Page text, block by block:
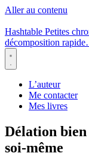
Aller au contenu
Hashtable Petites
décomposition
Menu
L’auteur
Me contacter
Mes livres
Délation
soi-même